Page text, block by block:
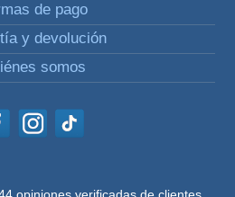
de pago
y devolución
somos